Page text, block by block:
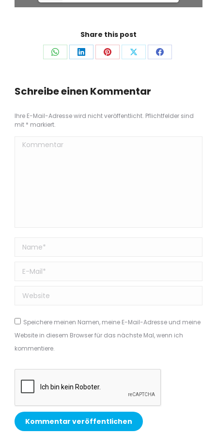
Share this post
Auf
teilen
Auf
teilen
Auf
teilen
Auf
teilen
Auf
Schreibe einen Kommentar
Ihre E-Mail-Adresse wird nicht veröffentlicht. Pflichtfelder sind
mit * markiert.
Kommentar
Name *
E-Mail *
Website
Speichere meinen Namen, meine E-Mail-Adresse und meine
Website in diesem Browser für das nächste Mal, wenn ich
kommentiere.
Kommentar veröffentlichen